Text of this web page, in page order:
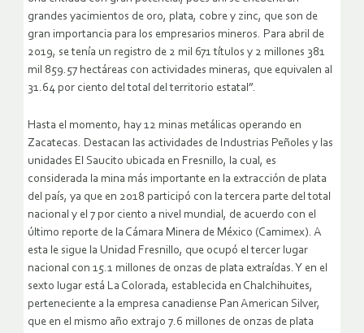
grandes yacimientos de oro, plata, cobre y zinc, que son de
gran importancia para los empresarios mineros. Para abril de
2019, se tenía un registro de 2 mil 671 títulos y 2 millones 381
mil 859.57 hectáreas con actividades mineras, que equivalen al
31.64 por ciento del total del territorio estatal”.
Hasta el momento, hay 12 minas metálicas operando en
Zacatecas. Destacan las actividades de Industrias Peñoles y las
unidades El Saucito ubicada en Fresnillo, la cual, es
considerada la mina más importante en la extracción de plata
del país, ya que en 2018 participó con la tercera parte del total
nacional y el 7 por ciento a nivel mundial, de acuerdo con el
último reporte de la Cámara Minera de México (Camimex). A
esta le sigue la Unidad Fresnillo, que ocupó el tercer lugar
nacional con 15.1 millones de onzas de plata extraídas. Y en el
sexto lugar está La Colorada, establecida en Chalchihuites,
perteneciente a la empresa canadiense Pan American Silver,
que en el mismo año extrajo 7.6 millones de onzas de plata